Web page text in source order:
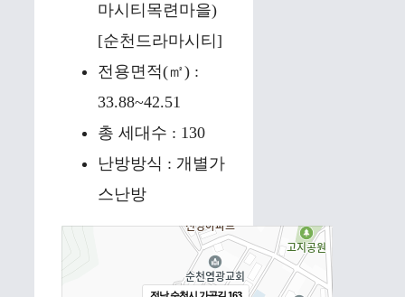
마시티목련마을)
[순천드라마시티]
전용면적(㎡) :
33.88~42.51
총 세대수 : 130
난방방식 : 개별가
스난방